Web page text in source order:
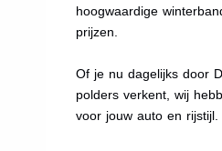
hoogwaardige
prijzen.
Of je nu dagelijks door
polders verkent, wij
voor jouw auto en rijstijl.